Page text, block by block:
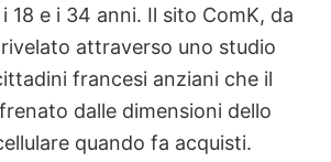
18 e i 34 anni. Il sito ComK, da
attraverso uno studio
francesi anziani che il
dalle dimensioni dello
quando fa acquisti.